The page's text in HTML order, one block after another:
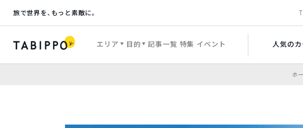
旅で世界を、もっと素敵に。
エリア 目的 記事一覧 特集 イベント 人気のカ
ホ